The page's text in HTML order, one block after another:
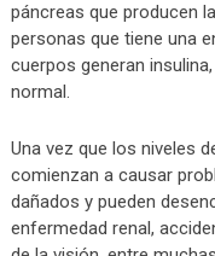
páncreas que producen
personas que tiene una
cuerpos generan
normal.
Una vez que los niveles
comienzan a causar
dañados y pueden
enfermedad renal,